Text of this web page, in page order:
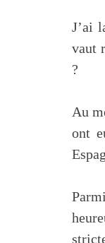
J’ai
vaut
?
Au
ont